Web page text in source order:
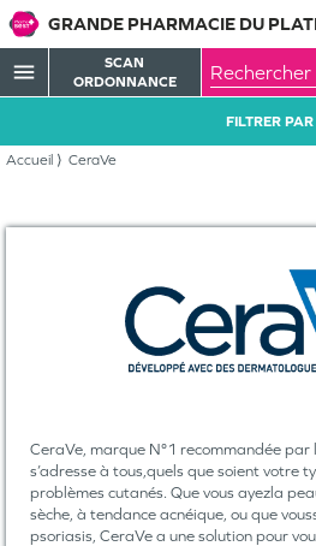
GRANDE PHARMACIE DU
menu
SCAN
ORDONNANCE
Accueil CeraVe
FILTRER PAR
CeraVe, marque N°1 recommandée par
s’adresse à tous,quels que soient votre
problèmes cutanés. Que vous ayezla
sèche, à tendance acnéique, ou que
psoriasis, CeraVe a une solution pour